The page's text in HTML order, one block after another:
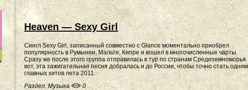
Heaven — Sexy Girl
Сингл Sexy Girl, записанный совместно с Glance моментально приобрел
популярность в Румынии, Мальте, Кипре и вошел в многочисленные чарты.
Сразу же после этого группа отправилась в тур по странам
вот, эта зажигательная песня добралась и до России, чтобы точно стать
главных хитов лета 2011.
Раздел: Музыка 0